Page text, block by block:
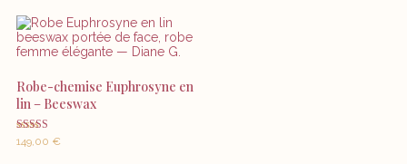
Robe-chemise Euphrosyne en
lin – Beeswax
Note
5.00
149,00 €